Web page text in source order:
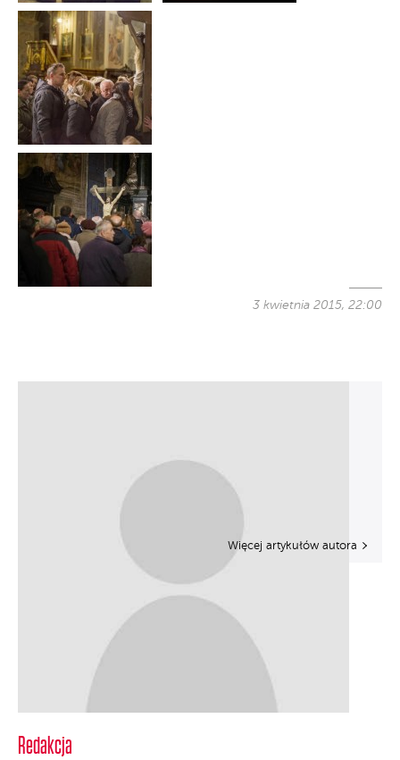
3 kwietnia 2015, 22:00
Redakcja
Więcej artykułów autora